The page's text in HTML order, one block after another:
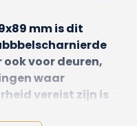
mm is dit
voor deuren,
waar
vereist zijn is